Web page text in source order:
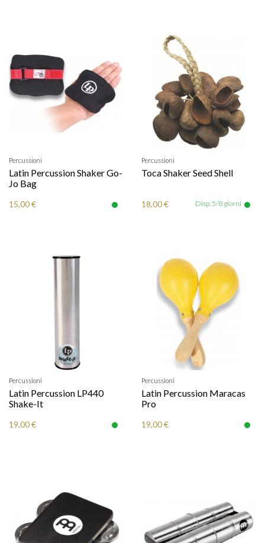
Percussioni
Latin Percussion Shaker Go-
Jo Bag
15,00 €
Percussioni
Toca Shaker Seed Shell
18,00 € Disp. 5/8 giorni
Percussioni
Latin Percussion LP440
Shake-It
19,00 €
Percussioni
Latin Percussion Maracas
Pro
19,00 €